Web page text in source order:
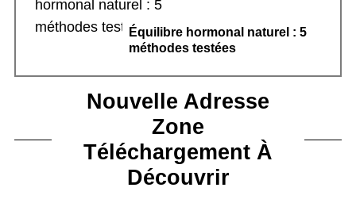
Équilibre hormonal naturel : 5
méthodes testées
Nouvelle Adresse
Zone
Téléchargement À
Découvrir